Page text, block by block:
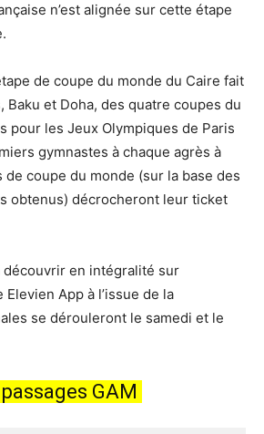
n’est alignée sur cette étape
de coupe du monde du Caire fait
Baku et Doha, des quatre coupes du
pour les Jeux Olympiques de Paris
gymnastes à chaque agrès à
de coupe du monde (sur la base des
obtenus) décrocheront leur ticket
découvrir en intégralité sur
Elevien App à l’issue de la
se dérouleront le samedi et le
GAM